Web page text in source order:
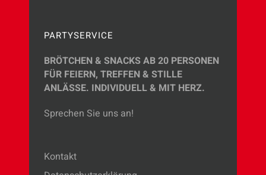
PARTYSERVICE
BRÖTCHEN & SNACKS AB 20 PERSONEN
FÜR FEIERN, TREFFEN & STILLE
ANLÄSSE. INDIVIDUELL & MIT HERZ.
Sprechen Sie uns an!
Kontakt